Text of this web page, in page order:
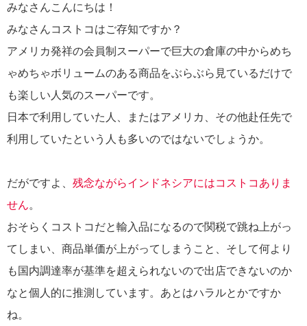
みなさんこんにちは！
みなさんコストコはご存知ですか？
アメリカ発祥の会員制スーパーで巨大の倉庫の中からめち
ゃめちゃボリュームのある商品をぶらぶら見ているだけで
も楽しい人気のスーパーです。
日本で利用していた人、またはアメリカ、その他赴任先で
利用していたという人も多いのではないでしょうか。
だがですよ、 残念ながらインドネシアにはコストコありま
せん。
おそらくコストコだと輸入品になるので関税で跳ね上がっ
てしまい、商品単価が上がってしまうこと、そして何より
も国内調達率が基準を超えられないので出店できないのか
なと個人的に推測しています。あとはハラルとかですか
ね。